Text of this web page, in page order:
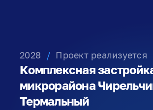
2028 / Проект реализуется
Комплексная
микрорайона
Термальный